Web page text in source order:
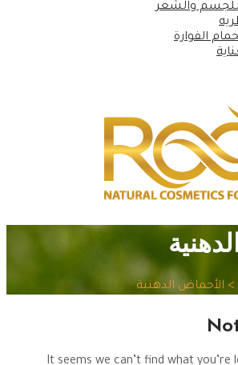
والشعر
الفوارة
> الأحماض الدهنية
It seems we can’t find what you’re